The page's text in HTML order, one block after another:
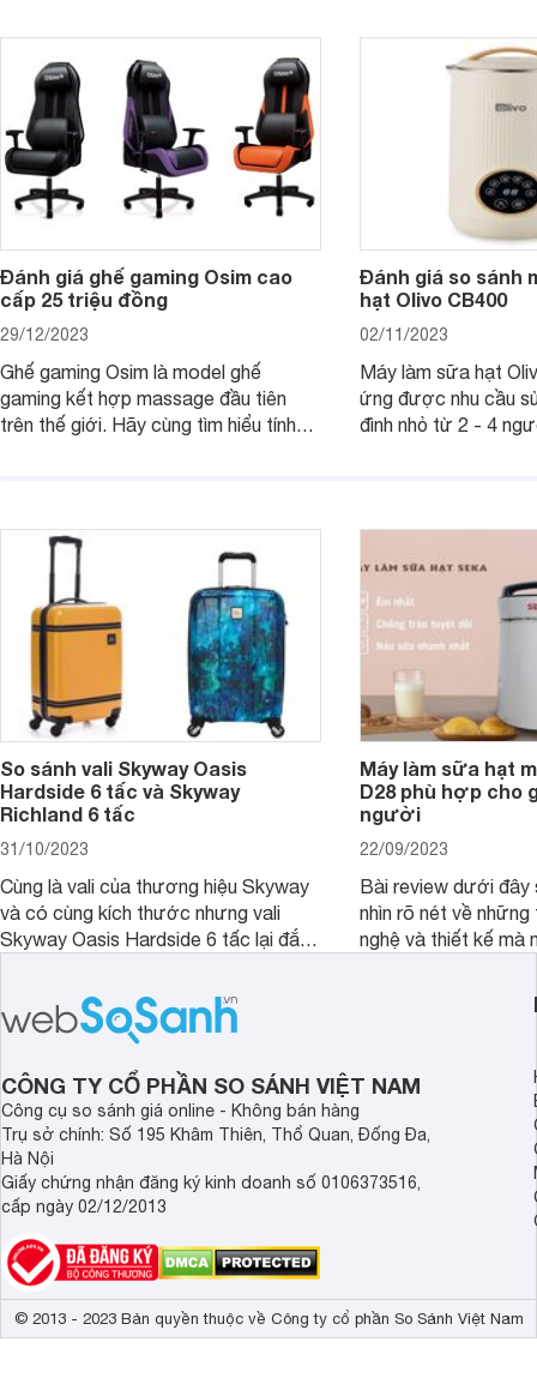
- 500k đẹp mắt nhé.
2025 mới vừa sang,
mua sắm cuối năm.
Đánh giá ghế gaming Osim cao
cấp 25 triệu đồng
29/12/2023
Ghế gaming Osim là model ghế
gaming kết hợp massage đầu tiên
trên thế giới. Hãy cùng tìm hiểu tính
Đánh giá so sánh
hạt Olivo CB400
02/11/2023
Máy làm sữa hạt
ứng được nhu cầu
đình nhỏ từ 2 - 4
So sánh vali Skyway Oasis
Hardside 6 tấc và Skyway
Richland 6 tấc
31/10/2023
Cùng là vali của thương hiệu Skyway
và có cùng kích thước nhưng vali
Skyway Oasis Hardside 6 tấc lại đắt
triệu đồng.
Máy làm sữa hạt
D28 phù hợp cho
người
22/09/2023
Bài review dưới đây
nhìn rõ nét về những
nghệ và thiết kế mà
thể đưa ra quyết
CÔNG TY CỔ PHẦN SO SÁNH VIỆT NAM
Công cụ so sánh giá online - Không bán hàng
Trụ sở chính: Số 195 Khâm Thiên, Thổ Quan, Đống Đa,
Hà Nội
Giấy chứng nhận đăng ký kinh doanh số 0106373516,
cấp ngày 02/12/2013
© 2013 - 2023 Bản quyền thuộc về Công ty cổ phần So Sánh Việt Nam